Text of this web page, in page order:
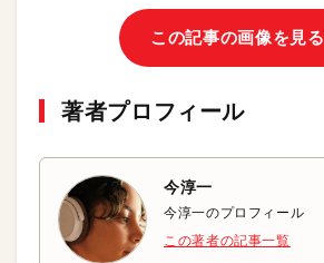
この記事の画像を見る
著者プロフィール
今淳一
今淳一のプロフィール
この著者の記事一覧